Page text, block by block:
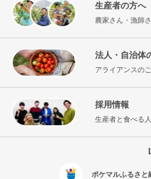
生産者の方へ
農家さん・漁師
法人・自治体
アライアンスの
採用情報
生産者と食べる
ポケマルふるさと